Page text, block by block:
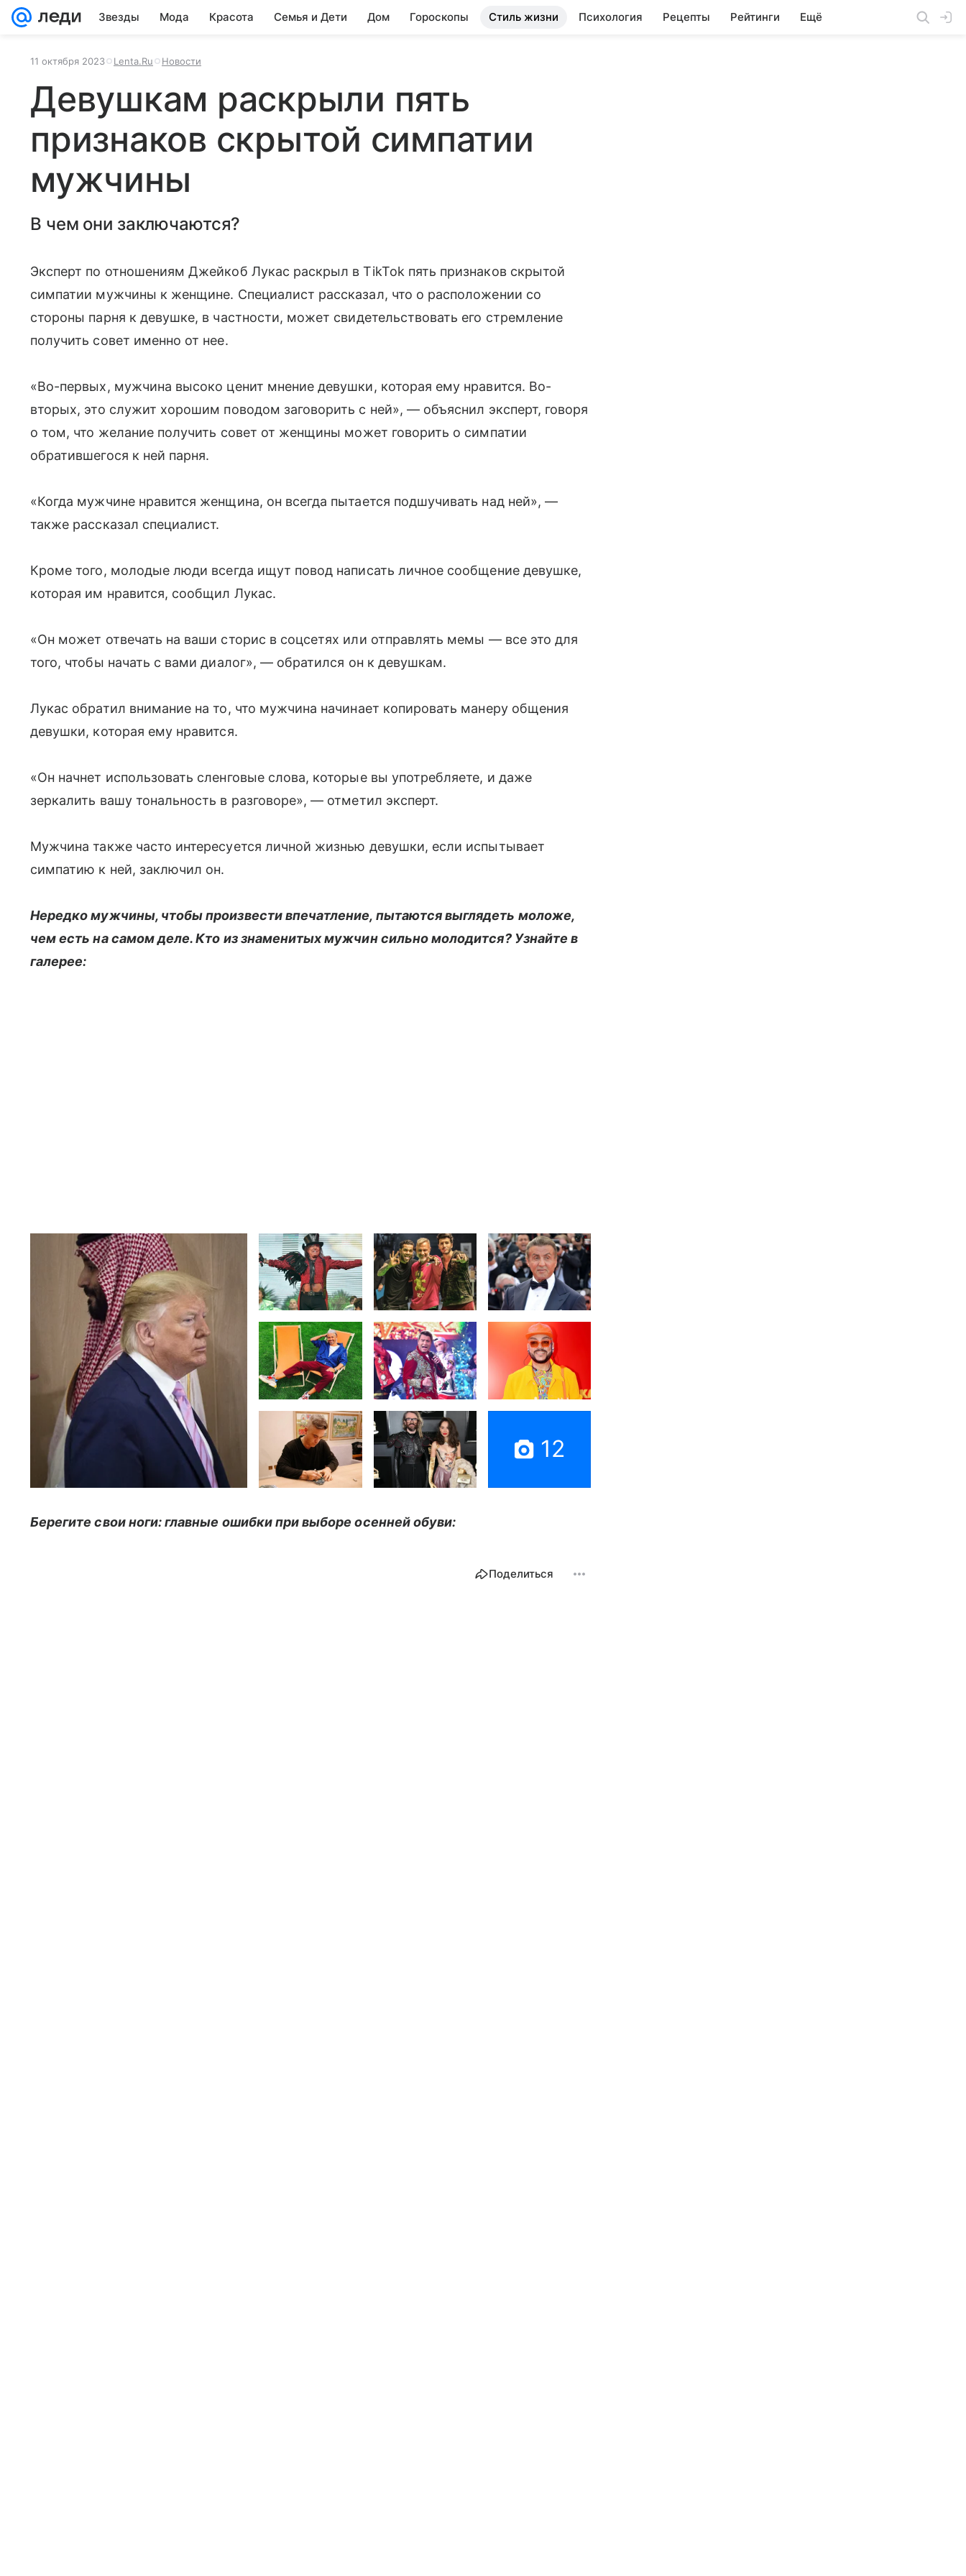
Звезды Мода Красота Семья и Дети Дом Гороскопы Стиль жизни Психология Рецепты Рейтинги Ещё
11 октября 2023 Lenta.Ru Новости
Девушкам раскрыли пять
признаков скрытой симпатии
мужчины
В чем они заключаются?
Эксперт по отношениям Джейкоб Лукас раскрыл в TikTok пять признаков скрытой
симпатии мужчины к женщине. Специалист рассказал, что о расположении со
стороны парня к девушке, в частности, может свидетельствовать его стремление
получить совет именно от нее.
«Во-первых, мужчина высоко ценит мнение девушки, которая ему нравится. Во-
вторых, это служит хорошим поводом заговорить с ней», — объяснил эксперт, говоря
о том, что желание получить совет от женщины может говорить о симпатии
обратившегося к ней парня.
«Когда мужчине нравится женщина, он всегда пытается подшучивать над ней», —
также рассказал специалист.
Кроме того, молодые люди всегда ищут повод написать личное сообщение девушке,
которая им нравится, сообщил Лукас.
«Он может отвечать на ваши сторис в соцсетях или отправлять мемы — все это для
того, чтобы начать с вами диалог», — обратился он к девушкам.
Лукас обратил внимание на то, что мужчина начинает копировать манеру общения
девушки, которая ему нравится.
«Он начнет использовать сленговые слова, которые вы употребляете, и даже
зеркалить вашу тональность в разговоре», — отметил эксперт.
Мужчина также часто интересуется личной жизнью девушки, если испытывает
симпатию к ней, заключил он.
Нередко мужчины, чтобы произвести впечатление, пытаются выглядеть моложе,
чем есть на самом деле. Кто из знаменитых мужчин сильно молодится? Узнайте в
галерее:
12
Берегите свои ноги: главные ошибки при выборе осенней обуви:
Поделиться